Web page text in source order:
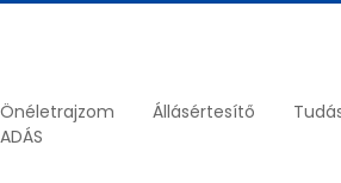
Önéletrajzom Állásértesítő